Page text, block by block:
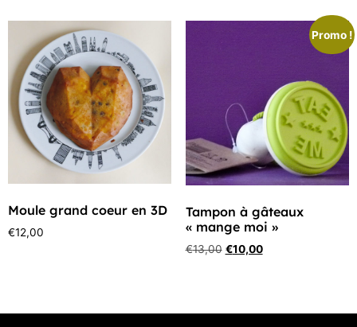
Moule grand coeur en 3D
€12,00
Promo !
Tampon à gâteaux
« mange moi »
€13,00 €10,00